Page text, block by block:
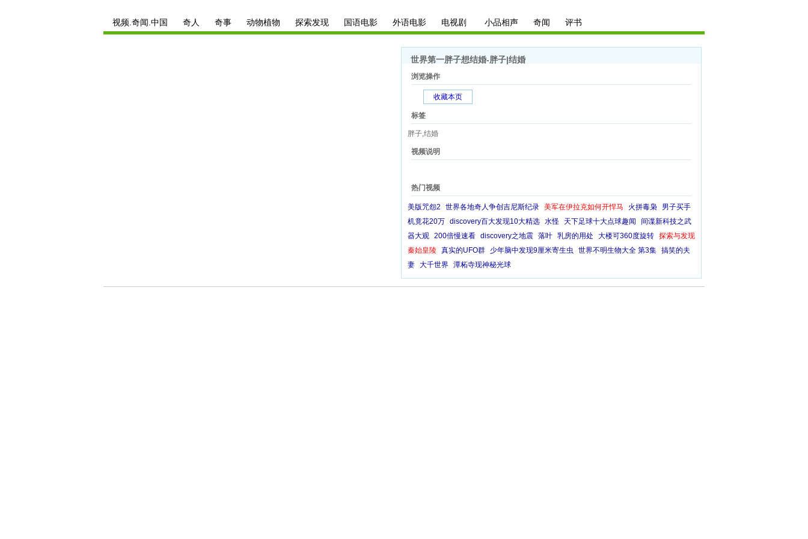
视频.奇闻.中国 奇人 奇事 动物植物 探索发现 国语电影 外语电影 电视剧 小品相声 奇闻 评书
世界第一胖子想结婚-胖子|结婚
浏览操作
收藏本页
标签
胖子,结婚
视频说明
热门视频
美版咒怨2 世界各地奇人争创吉尼斯纪录 美军在伊拉克如何开悍马 火拼毒枭
男子买手
机竟花20万 discovery百大发现10大精选 水怪 天下足球十大点球趣闻
间谍新科技之武
器大观 200倍慢速看 discovery之地震 落叶 乳房的用处 大楼可360度旋转 探索与发现
秦始皇陵 真实的UFO群 少年脑中发现9厘米寄生虫 世界不明生物大全 第3集 搞笑的夫
妻 大千世界 潭柘寺现神秘光球